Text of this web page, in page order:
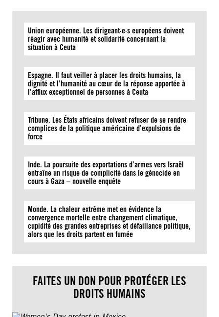
Union européenne. Les dirigeant·e·s européens doivent
réagir avec humanité et solidarité concernant la
situation à Ceuta
Espagne. Il faut veiller à placer les droits humains, la
dignité et l’humanité au cœur de la réponse apportée à
l’afflux exceptionnel de personnes à Ceuta
Tribune. Les États africains doivent refuser de se rendre
complices de la politique américaine d’expulsions de
force
Inde. La poursuite des exportations d’armes vers Israël
entraîne un risque de complicité dans le génocide en
cours à Gaza – nouvelle enquête
Monde. La chaleur extrême met en évidence la
convergence mortelle entre changement climatique,
cupidité des grandes entreprises et défaillance politique,
alors que les droits partent en fumée
FAITES UN DON POUR PROTÉGER LES
DROITS HUMAINS